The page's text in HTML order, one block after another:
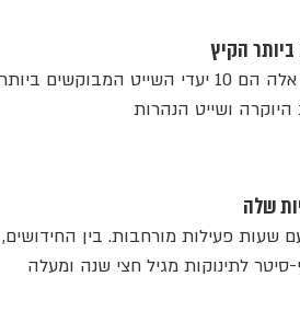
הבהאמס ומקסיקו או אולי בכלל איטליה, ספרד וצרפת? אלה הם 10 יעדי השייט
שעות פעילות מורחבות. בין
סיטר לתינוקות מגיל חצי שנה ומעלה